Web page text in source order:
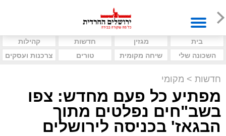
בית מגזין חדשות
קהילות
השכונה שלי
שיחה מקומית טורים צרכנות ועסקים
חדשות > מקומי
מפתיע כל פעם מחדש: צפו
בשב"חים נפלטים מתוך
הבגאז' בכניסה לירושלים